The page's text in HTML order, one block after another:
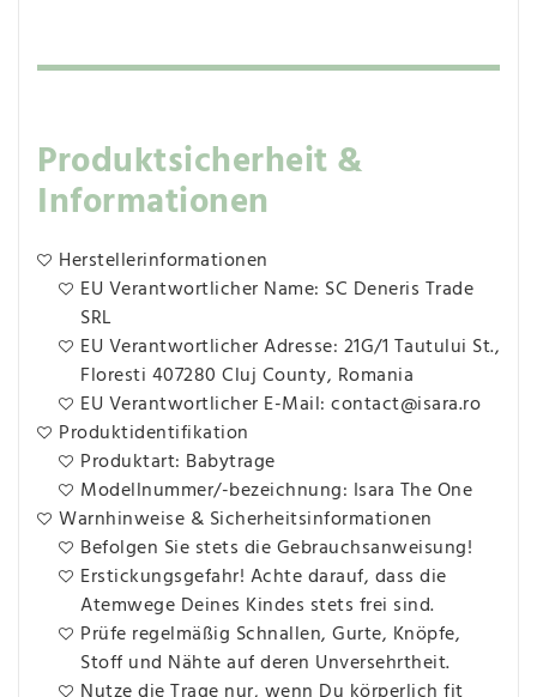
Produktsicherheit &
Informationen
Herstellerinformationen
EU Verantwortlicher Name: SC Deneris Trade
SRL
EU Verantwortlicher Adresse: 21G/1 Tautului St.,
Floresti 407280 Cluj County, Romania
EU Verantwortlicher E-Mail: contact@isara.ro
Produktidentifikation
Produktart: Babytrage
Modellnummer/-bezeichnung: Isara The One
Warnhinweise & Sicherheitsinformationen
Befolgen Sie stets die Gebrauchsanweisung!
Erstickungsgefahr! Achte darauf, dass die
Atemwege Deines Kindes stets frei sind.
Prüfe regelmäßig Schnallen, Gurte, Knöpfe,
Stoff und Nähte auf deren Unversehrtheit.